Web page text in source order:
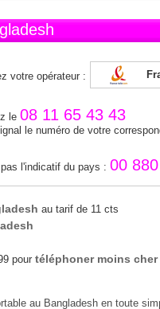
votre opérateur :
le 08 11 65 43 43
le numéro de votre
l'indicatif du pays : 00
au tarif de 11 cts
pour téléphoner moins
au Bangladesh en toute